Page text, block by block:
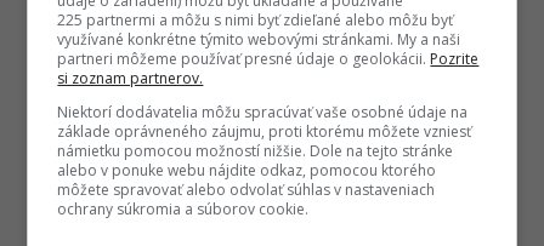
225 partnermi a môžu s nimi byť zdieľané alebo môžu byť
využívané konkrétne týmito webovými stránkami. My a naši
partneri môžeme používať presné údaje o geolokácii. Pozrite
si zoznam partnerov.
Niektorí dodávatelia môžu spracúvať vaše osobné údaje na
základe oprávneného záujmu, proti ktorému môžete vzniesť
námietku pomocou možností nižšie. Dole na tejto stránke
alebo v ponuke webu nájdite odkaz, pomocou ktorého
môžete spravovať alebo odvolať súhlas v nastaveniach
ochrany súkromia a súborov cookie.